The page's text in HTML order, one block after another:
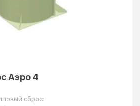
Аэро 4
сброс: